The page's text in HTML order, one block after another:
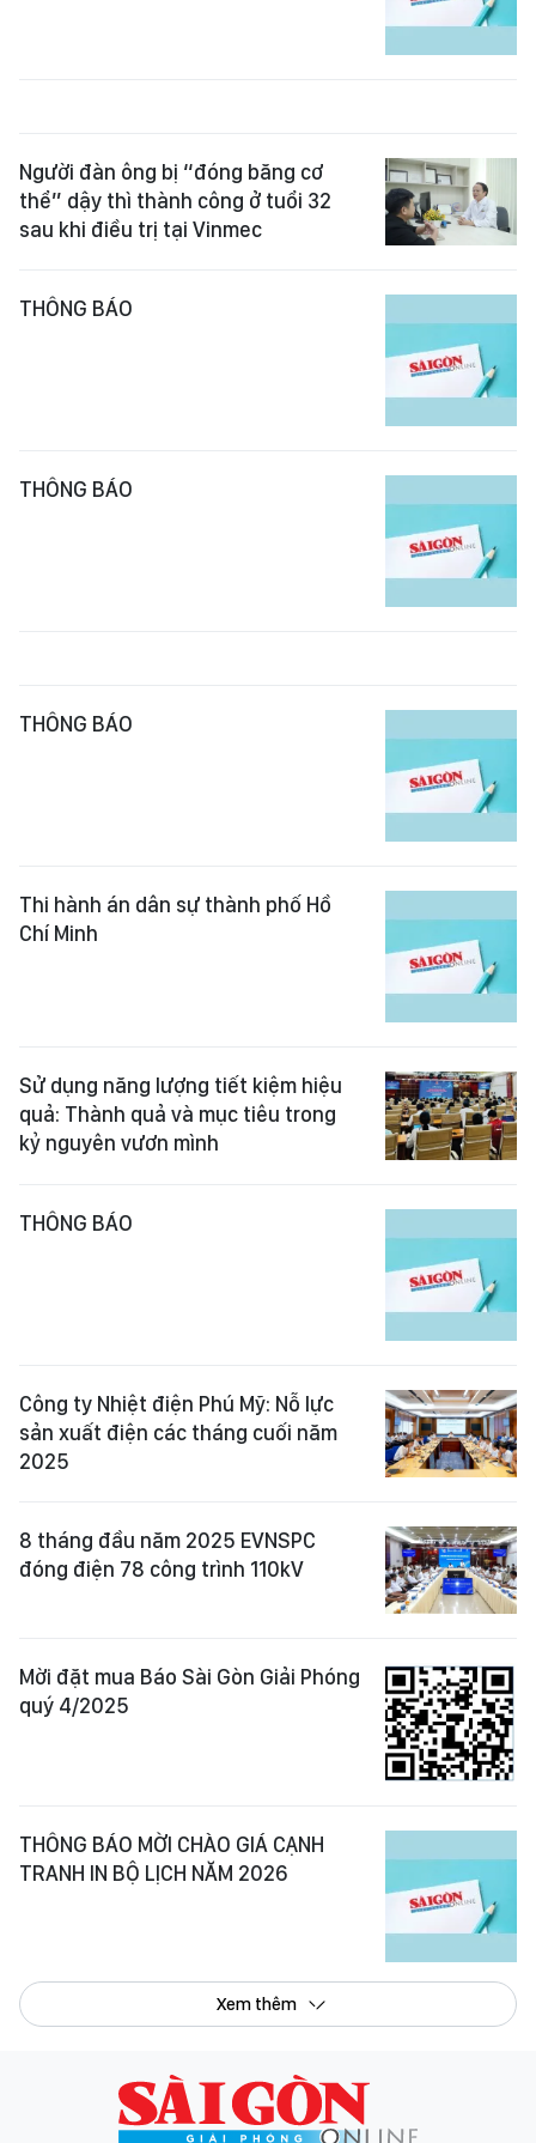
Người đàn ông bị “đóng băng cơ
thể” dậy thì thành công ở tuổi 32
sau khi điều trị tại Vinmec
THÔNG BÁO
THÔNG BÁO
THÔNG BÁO
Thi hành án dân sự thành phố Hồ
Chí Minh
Sử dụng năng lượng tiết kiệm hiệu
quả: Thành quả và mục tiêu trong
kỷ nguyên vươn mình
THÔNG BÁO
Công ty Nhiệt điện Phú Mỹ: Nỗ lực
sản xuất điện các tháng cuối năm
2025
8 tháng đầu năm 2025 EVNSPC
đóng điện 78 công trình 110kV
Mời đặt mua Báo Sài Gòn Giải Phóng
quý 4/2025
THÔNG BÁO MỜI CHÀO GIÁ CẠNH
TRANH IN BỘ LỊCH NĂM 2026
Xem thêm